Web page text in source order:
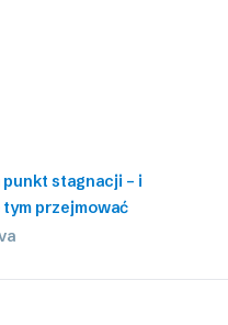
stagnacji – i
przejmować